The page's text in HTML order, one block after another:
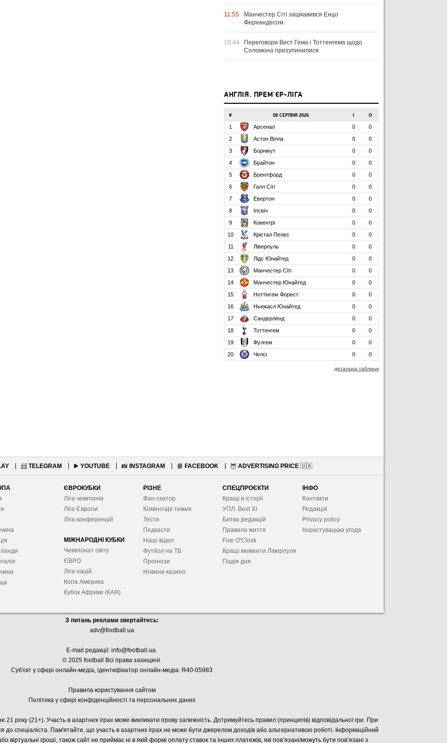
11:55
Манчестер Сіті зацікавився Енцо
Фернандесом
10:44
Переговори Вест Гема і Тоттенгема щодо
Соломона призупинилися
АНГЛІЯ. ПРЕМ'ЄР-ЛІГА
# 08 СЕРПНЯ 2026 О
1 Арсенал 0
0
2
Астон Вілла 0
0
3
Борнмут 0
0
4
Брайтон 0
0
5
Брентфорд 0
0
6
Галл Сіті 0
0
7
Евертон 0
0
8
Іпсвіч 0
0
9
Ковентрі 0
0
10
Крістал Пелес 0
0
11
Ліверпуль 0
0
12
Лідс Юнайтед 0
0
13
Манчестер Сіті 0
0
14
Манчестер Юнайтед 0
0
15
Ноттінгем Форест 0
0
16
Ньюкасл Юнайтед 0
0
17
Сандерленд 0
0
18
Тоттенгем 0
0
19
Фулгем 0
0
20
Челсі 0 0
детальна таблиця
📨 TELEGRAM ▶️ YOUTUBE 📸 INSTAGRAM 📘 FACEBOOK 🦉 ADVERTISING PRICE 🇺🇦
ЄВРОКУБКИ
Ліга чемпіонів
Ліга Європи
Ліга конференцій
МІЖНАРОДНІ КУБКИ
Чемпіонат світу
ЄВРО
Ліга націй
Копа Америка
Кубок Африки (КАН)
РІЗНЕ
Фан-сектор
Коментарі тижня
Тести
Подкасти
Наші відео
Футбол на ТБ
Прогнози
Новини казино
СПЕЦПРОЄКТИ
Кращі в історії
УПЛ. Best XІ
Битва редакцій
Правила життя
Five O'Clock
Кращі моменти Ліверпуля
Подія дня
ІНФО
Контакти
Редакція
Privacy policy
Користувацька угода
З питань реклами звертайтесь:
adv@football.ua
E-mail редакції: info@football.ua.
© 2025 football Всі права захищені.
Суб'єкт у сфері онлайн-медіа, ідентифікатор онлайн-медіа: R40-05983
Правила користування сайтом
Політика у сфері конфіденційності та персональних даних
року (21+). Участь в азартних іграх може викликати ігрову залежність. Дотримуйтесь правил (принципів) відповідальної гри. При
до спеціаліста. Пам'ятайте, що участь в азартних іграх не може бути джерелом доходів або альтернативою роботі. Інформаційний
віртуальні гроші, також сайт не приймає ні в якій формі оплату ставок та інших платежів, які пов’язані/можуть бути пов’язані з